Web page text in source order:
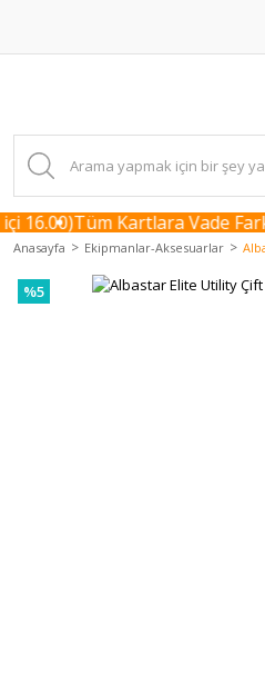
16.00)Tüm Kartlara Vade
Anasayfa Ekipmanlar-Aksesuarlar
%5